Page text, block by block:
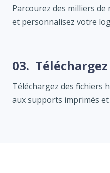
Parcourez des milliers
et personnalisez votre
03.
Téléchargez des fichiers
aux supports imprimés